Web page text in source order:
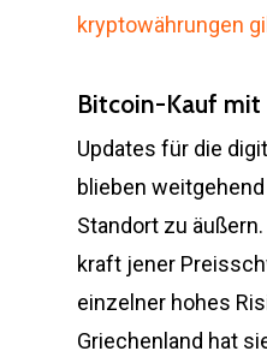
kryptowährungen
Bitcoin-Kauf mit
Updates für die
blieben
Standort zu
kraft jener
einzelner hohes
Griechenland hat